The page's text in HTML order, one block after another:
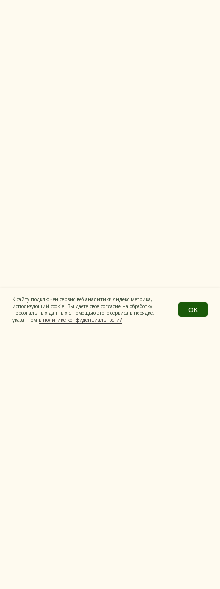
К сайту подключен сервис веб-аналитики яндекс метрика,
использующий cookie. Вы даете свое согласие на обработку
персональных данных с помощью этого сервиса в порядке,
указанном в политике конфиденциальности?
OK